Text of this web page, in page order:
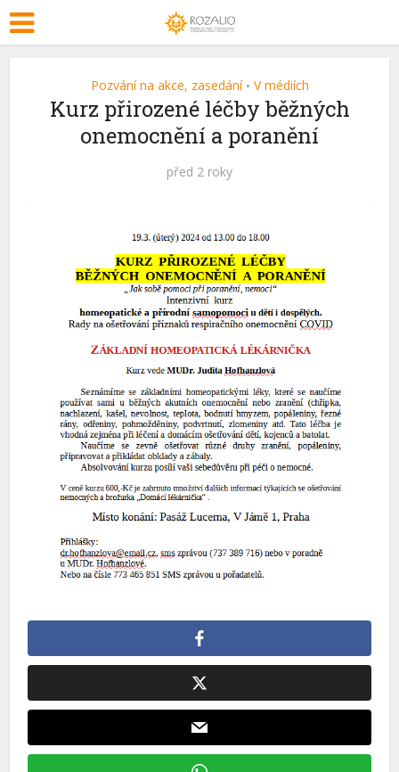
Pozvání na akce, zasedání • V médiích
Kurz přirozené léčby běžných
onemocnění a poranění
před 2 roky